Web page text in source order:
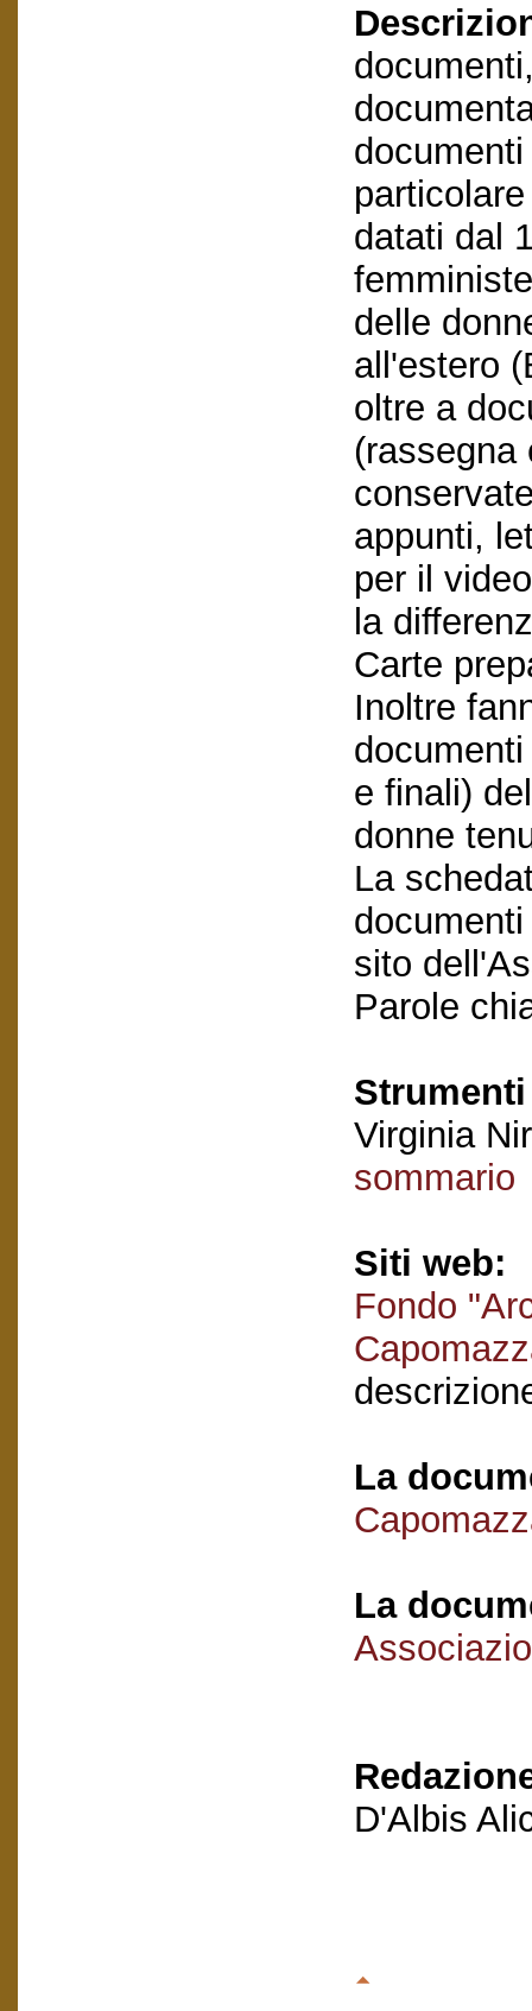
datati dal
delle
all'estero
oltre a
(rassegna
appunti,
per il
la
Carte
Inoltre
e finali)
donne
La
sito
Parole
Virginia
sommario
Siti web:
Fondo
La
La
D'Albis